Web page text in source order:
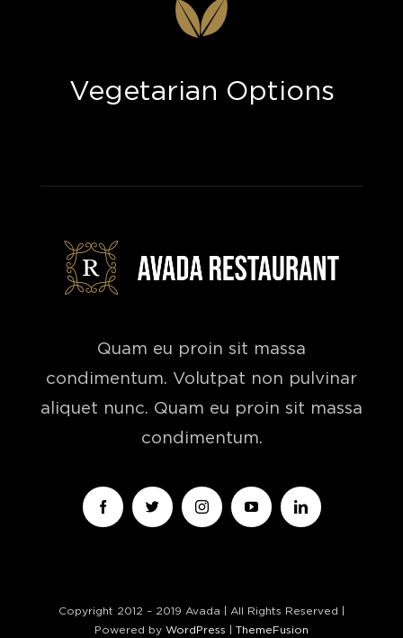
Vegetarian Options
Quam eu proin sit massa
condimentum. Volutpat non pulvinar
aliquet nunc. Quam eu proin sit massa
condimentum.
Copyright 2012 – 2019 Avada | All Rights Reserved |
Powered by WordPress ThemeFusion